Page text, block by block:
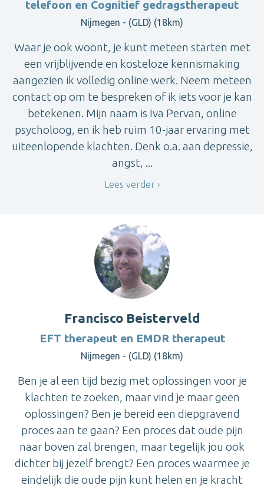
telefoon en Cognitief gedragstherapeut
Nijmegen - (GLD) (18km)
Waar je ook woont, je kunt meteen starten met
een vrijblijvende en kosteloze kennismaking
aangezien ik volledig online werk. Neem meteen
contact op om te bespreken of ik iets voor je kan
betekenen. Mijn naam is Iva Pervan, online
psycholoog, en ik heb ruim 10-jaar ervaring met
uiteenlopende klachten. Denk o.a. aan depressie,
angst, ...
Lees verder
Francisco Beisterveld
EFT therapeut en EMDR therapeut
Nijmegen - (GLD) (18km)
Ben je al een tijd bezig met oplossingen voor je
klachten te zoeken, maar vind je maar geen
oplossingen? Ben je bereid een diepgravend
proces aan te gaan? Een proces dat oude pijn
naar boven zal brengen, maar tegelijk jou ook
dichter bij jezelf brengt? Een proces waarmee je
eindelijk die oude pijn kunt helen en je kracht